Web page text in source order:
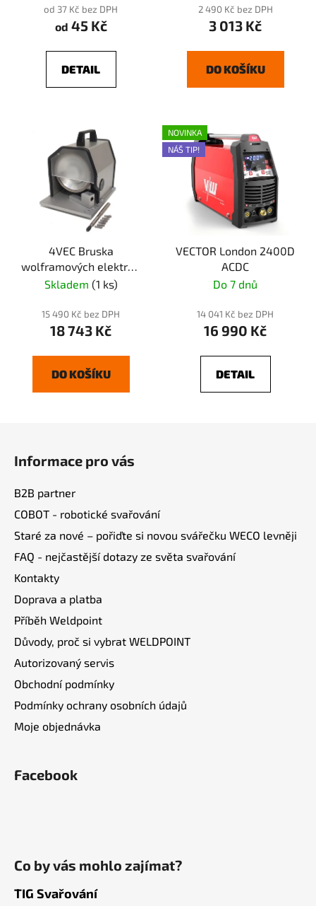
od 37 Kč bez DPH
od 45 Kč
DETAIL
2 490 Kč bez DPH
3 013 Kč
DO KOŠÍKU
4VEC Bruska
wolframových elektrod
WG-15
Skladem (1 ks)
15 490 Kč bez DPH
18 743 Kč
DO KOŠÍKU
NOVINKA
NÁŠ TIP!
VECTOR London 2400D
ACDC
Do 7 dnů
14 041 Kč bez DPH
16 990 Kč
DETAIL
Informace pro vás
B2B partner
COBOT - robotické svařování
Staré za nové – pořiďte si novou svářečku WECO levněji
FAQ - nejčastější dotazy ze světa svařování
Kontakty
Doprava a platba
Příběh Weldpoint
Důvody, proč si vybrat WELDPOINT
Autorizovaný servis
Obchodní podmínky
Podmínky ochrany osobních údajů
Moje objednávka
Facebook
Co by vás mohlo zajímat?
TIG Svařování